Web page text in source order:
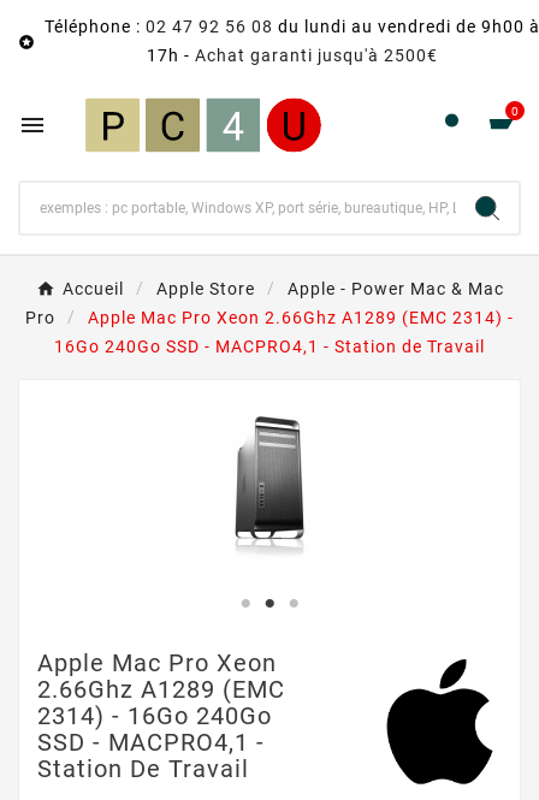

Téléphone : 02 47 92 56 08 du lundi au vendredi de 9h00 à
17h - Achat garanti jusqu'à 2500€
 0
Accueil Apple Store
Apple - Power Mac & Mac
Pro
Apple Mac Pro Xeon 2.66Ghz A1289 (EMC 2314) -
16Go 240Go SSD - MACPRO4,1 - Station de Travail
Apple Mac Pro Xeon
2.66Ghz A1289 (EMC
2314) - 16Go 240Go
SSD - MACPRO4,1 -
Station De Travail